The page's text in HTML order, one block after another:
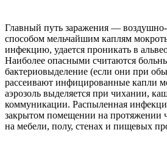
Главный путь заражения —
способом мельчайшим каплям
инфекцию, удается проникать в
Наиболее опасными считаются
бактериовыделение (если они при
рассеивают инфицированные капли
аэрозоль выделяется при чихании,
коммуникации. Распыленная
закрытом помещении на протяжении
на мебели, полу, стенах и пищевых